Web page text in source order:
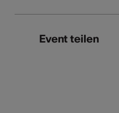
Event teilen